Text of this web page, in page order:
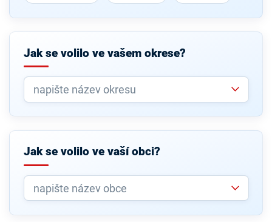
Jak se volilo ve vašem okrese?
Jak se volilo ve vaší obci?